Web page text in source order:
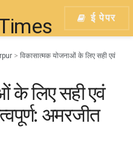
ई पेपर
> विकासात्मक योजनाओं के लिए सही एवं
के लिए सही एवं
अमरजीत